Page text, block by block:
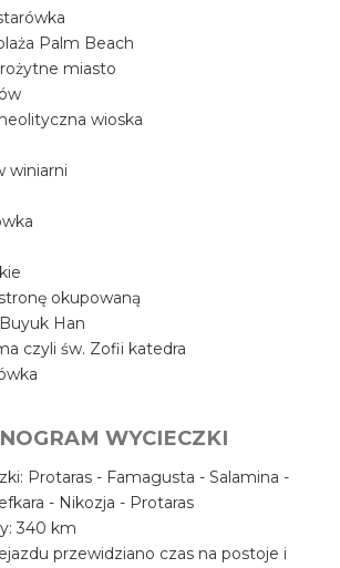
Palm Beach
miasto
wioska
winiarni
okupowaną
Han
czyli św. Zofii katedra
WYCIECZKI
Protaras - Famagusta - Salamina -
- Nikozja - Protaras
340 km
przewidziano czas na postoje i